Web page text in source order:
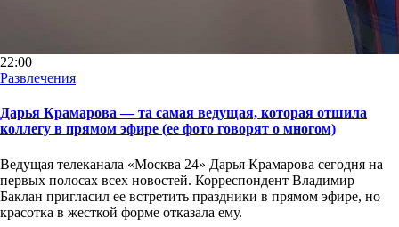
22:00
Развлечения
Дарья Крамарова — та самая ведущая, которая отшила
коллегу в прямом эфире (ее фото говорят о многом)
Ведущая телеканала «Москва 24» Дарья Крамарова сегодня на
первых полосах всех новостей. Корреспондент Владимир
Баклан пригласил ее встретить праздники в прямом эфире, но
красотка в жесткой форме отказала ему.